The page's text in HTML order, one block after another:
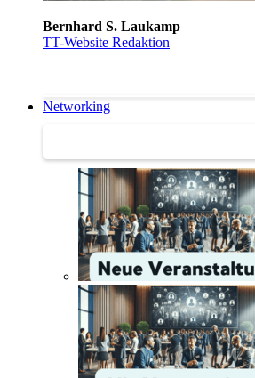
Bernhard S. Laukamp
TT-Website Redaktion
Networking